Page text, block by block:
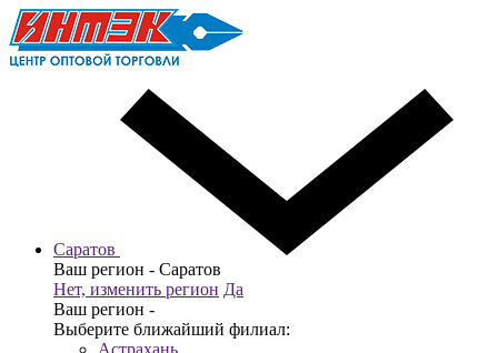
Саратов
Ваш регион - Саратов
Нет, изменить регион Да
Ваш регион -
Выберите ближайший филиал:
Астрахань